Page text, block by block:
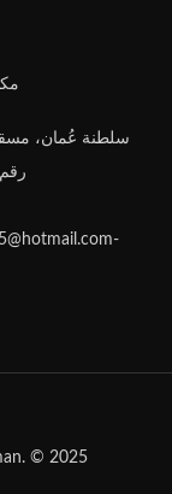
سلطنة عُمان،
© 2025